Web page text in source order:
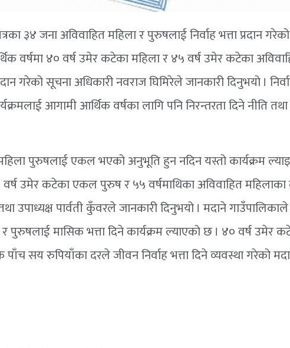
३४ जना अविवाहित महिला र पुरुषलाई निर्वाह भत्ता प्रदान
वर्षमा ४० वर्ष उमेर कटेका महिला र ४५ वर्ष उमेर कटेका
गरेको सूचना अधिकारी नवराज घिमिरेले जानकारी दिनुभयो ।
आगामी आर्थिक वर्षका लागि पनि निरन्तरता दिने नीति तथा
पुरुषलाई एकल भएको अनुभूति हुन नदिन यस्तो कार्यक्रम
वर्ष उमेर कटेका एकल पुरुष र ५५ वर्षमाथिका अविवाहित
उपाध्यक्ष पार्वती कुँवरले जानकारी दिनुभयो । मदाने
पुरुषलाई मासिक भत्ता दिने कार्यक्रम ल्याएको छ । ४० वर्ष उमेर
सय रुपियाँका दरले जीवन निर्वाह भत्ता दिने व्यवस्था गरेको